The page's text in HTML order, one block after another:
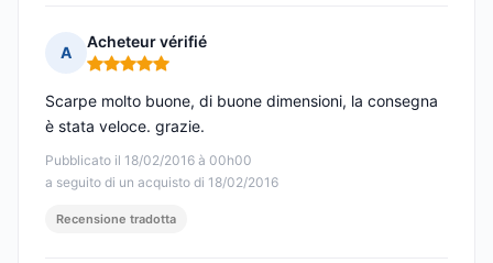
A
Acheteur vérifié
Nota: 5 su 5
Pubblicato il 18/02/2016 à 00h00
a seguito di un acquisto di 18/02/2016
Scarpe molto buone, di buone dimensioni, la consegna
è stata veloce. grazie.
Recensione tradotta